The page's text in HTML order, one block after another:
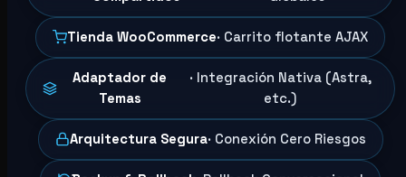
Tienda WooCommerce· Carrito flotante AJAX
Adaptador de
Temas
· Integración Nativa (Astra,
etc.)
Arquitectura Segura· Conexión Cero Riesgos